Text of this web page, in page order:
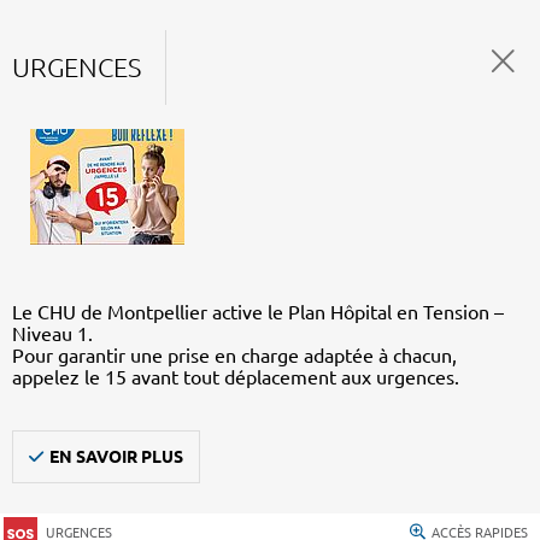
URGENCES
Le CHU de Montpellier active le Plan Hôpital en Tension –
Niveau 1.
Pour garantir une prise en charge adaptée à chacun,
appelez le 15 avant tout déplacement aux urgences.
EN SAVOIR PLUS
URGENCES ACCÈS RAPIDES